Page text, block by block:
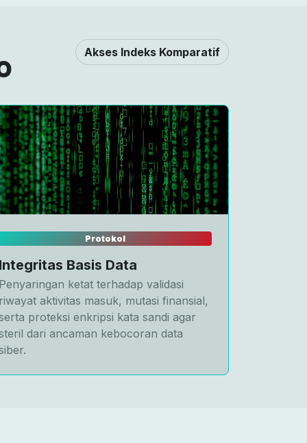
Akses Indeks Komparatif
Protokol
Basis Data
ketat terhadap validasi
aktivitas masuk, mutasi finansial,
proteksi enkripsi kata sandi agar
dari ancaman kebocoran data